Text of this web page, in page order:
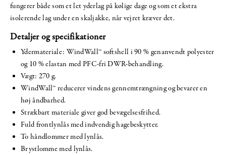
fungerer både som et let yderlag på kølige dage og som et ekstra
isolerende lag under en skaljakke, når vejret kræver det.
Detaljer og specifikationer
Ydermateriale: WindWall™ softshell i 90 % genanvendt polyester
og 10 % elastan med PFC-fri DWR-behandling.
Vægt: 270 g.
WindWall™ reducerer vindens gennemtrængning og bevarer en
høj åndbarhed.
Strækbart materiale giver god bevægelsesfrihed.
Fuld frontlynlås med indvendig hagebeskytter.
To håndlommer med lynlås.
Brystlomme med lynlås.